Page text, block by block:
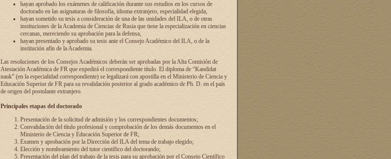
hayan aprobado los exámenes de calificación durante sus estudios en los cursos de
doctorado en las asignaturas de filosofía, idioma extranjero, especialidad elegida,
hayan sometido su tesis a consideración de una de las unidades del ILA, o de otras
instituciones de la Academia de Ciencias de Rusia que tiene la especialización en ciencias
cercanas, mereciendo su aprobación para la defensa,
hayan presentado y aprobado su tesis ante el Consejo Académico del ILA, o de la
institución afín de la Academia.
Las resoluciones de los Consejos Académicos deberán ser aprobadas por la Alta Comisión de
Atestación Académica de FR que expedirá el correspondiente título. El diploma de “Kandidat
nauk” (en la especialidad correspondiente) se legalizará con apostilla en el Ministerio de Ciencia y
Educación Superior de FR para su revalidación posterior al grado académico de Ph. D. en el país
de origen del postulante extranjero.
Principales etapas del doctorado
Presentación de la solicitud de admisión y los correspondientes documentos;
Convalidación del título profesional y comprobación de los demás documentos en el
Ministerio de Ciencia y Educación Superior de FR;
Examen y aprobación por la Dirección del ILA del tema de trabajo elegido;
Elección y nombramiento del tutor científico del doctorando;
Presentación del plan del trabajo de la tesis para su aprobación por el Consejo Científico